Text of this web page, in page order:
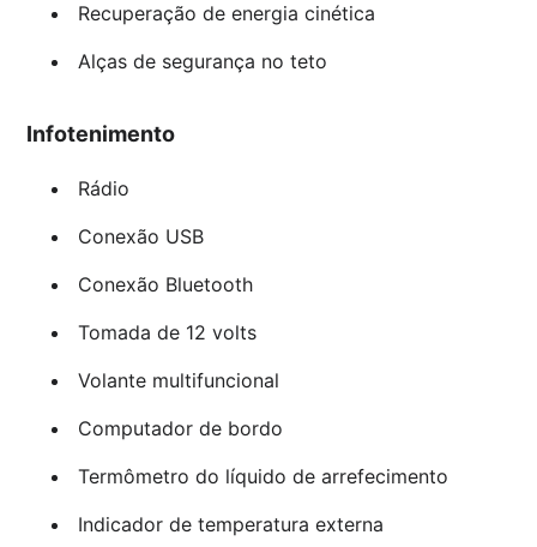
Recuperação de energia cinética
Alças de segurança no teto
Infotenimento
Rádio
Conexão USB
Conexão Bluetooth
Tomada de 12 volts
Volante multifuncional
Computador de bordo
Termômetro do líquido de arrefecimento
Indicador de temperatura externa